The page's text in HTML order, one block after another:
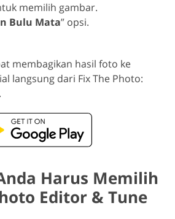
memilih gambar.
Bulu Mata” opsi.
membagikan hasil foto ke
langsung dari Fix The Photo:
Harus Memilih
Editor & Tune